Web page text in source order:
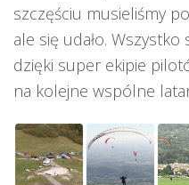
szczęściu musieliśmy
ale się udało.
dzięki super ekipie
na kolejne wspólne